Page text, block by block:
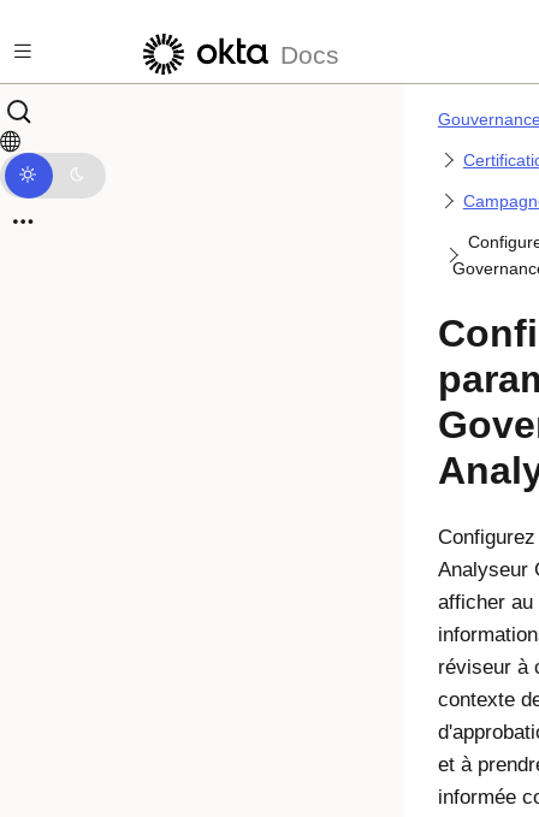
Docs
Analyseur
afficher au
réviseur à
contexte
et à
informée